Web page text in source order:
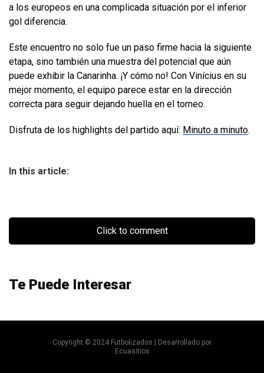
a los europeos en una complicada situación por el inferior
gol diferencia.
Este encuentro no solo fue un paso firme hacia la siguiente
etapa, sino también una muestra del potencial que aún
puede exhibir la Canarinha. ¡Y cómo no! Con Vinícius en su
mejor momento, el equipo parece estar en la dirección
correcta para seguir dejando huella en el torneo.
Disfruta de los highlights del partido aquí: Minuto a minuto.
In this article:
Click to comment
Te Puede Interesar
Copyright © 2024 Futbolizados | Desarrollado por
Ecuasitios